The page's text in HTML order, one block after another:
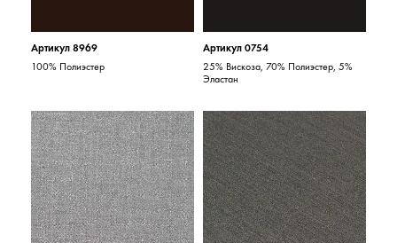
Артикул 8969
100% Полиэстер
Артикул 0754
25% Вискоза, 70% Полиэстер, 5%
Эластан